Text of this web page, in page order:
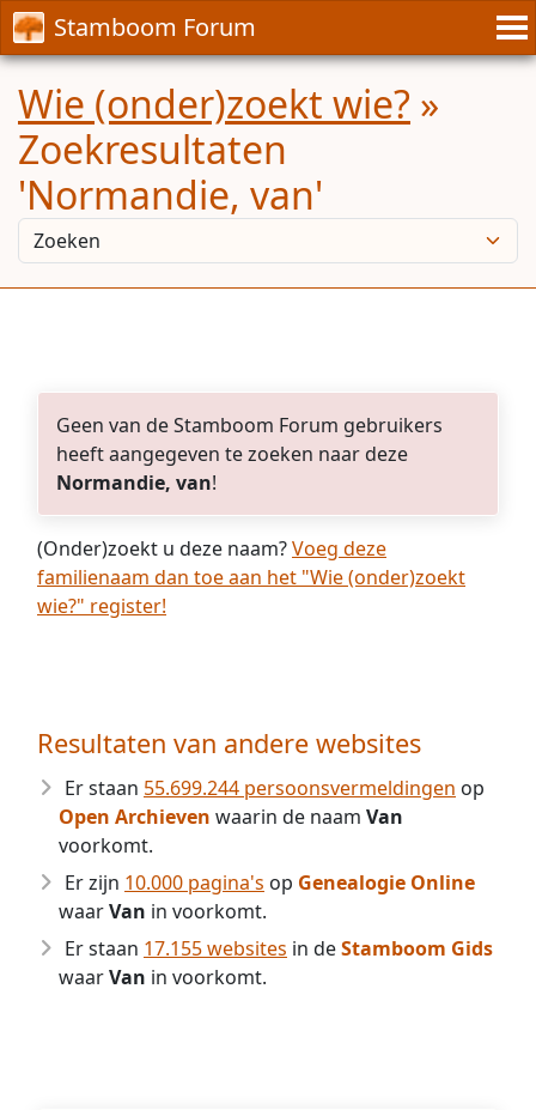
Stamboom Forum
Wie (onder)zoekt wie? »
Zoekresultaten
'Normandie, van'
Geen van de Stamboom Forum gebruikers
heeft aangegeven te zoeken naar deze
Normandie, van!
(Onder)zoekt u deze naam?Voeg deze
familienaam dan toe aan het "Wie (onder)zoekt
wie?" register!
Resultaten van andere websites
Er staan 55.699.244 persoonsvermeldingen op
Open Archieven waarin de naam Van
voorkomt.
Er zijn 10.000 pagina's op Genealogie Online
waarVan in voorkomt.
Er staan 17.155 websites in deStamboom Gids
waarVan in voorkomt.